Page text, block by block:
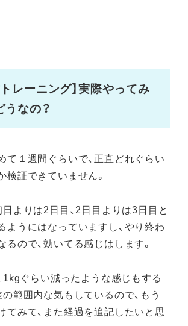
レーニング】実際やってみ
なの？
て１週間ぐらいで、正直どれぐらい
検証できていません。
日よりは2日目、2日目よりは3日目と
ようにはなっていますし、やり終わ
るので、効いてる感じはします。
1kgぐらい減ったような感じもする
範囲内な気もしているので、もう
てみて、また経過を追記したいと思